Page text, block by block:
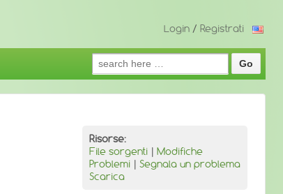
Login / Registrati
Search
for:
Risorse:
File sorgenti | Modifiche
Problemi | Segnala un problema
Scarica